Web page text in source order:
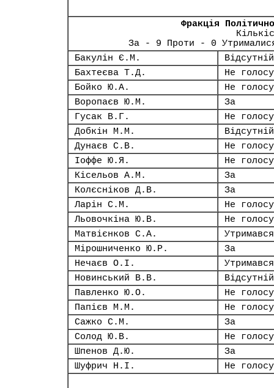
Фракція
За - 9 Проти - 0
Бакулін Є.М.
Відсутній
Бахтеєва Т.Д.
Не
Бойко Ю.А.
Не
Воропаєв Ю.М.
За
Гусак В.Г.
Не
Добкін М.М.
Відсутній
Дунаєв С.В.
Не
Іоффе Ю.Я.
Не
Кісельов А.М.
За
Колєсніков Д.В.
За
Ларін С.М.
Не
Льовочкіна Ю.В.
Не
Матвієнков С.А.
Утримався
Мірошниченко Ю.Р.
За
Нечаєв О.І.
Утримався
Новинський В.В.
Відсутній
Павленко Ю.О.
Не
Папієв М.М.
Не
Сажко С.М.
За
Солод Ю.В.
Не
Шпенов Д.Ю.
За
Шуфрич Н.І.
Не